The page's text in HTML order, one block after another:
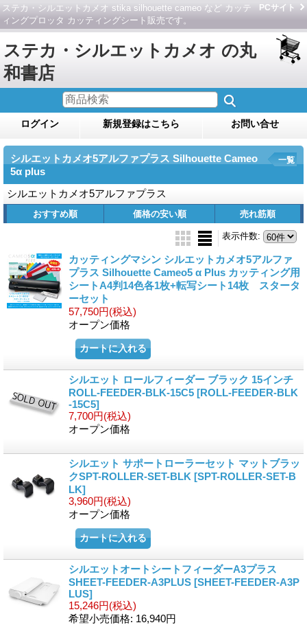
ステカ・シルエットカメオ stika silhouette cameo など カッテ
ィングプロッタ カッティングシート販売です。
PCサイト
ステカ・シルエットカメオ の丸
和書店
ログイン 新規登録はこちら お問い合せ
シルエットカメオ5アルファプラス Silhouette Cameo
5α plus
シルエットカメオ5アルファプラス
一覧
おすすめ順 価格の安い順 売れ筋順
表示件数:
カッティングマシン シルエットカメオ5アルファ
プラス Silhouette Cameo5 α Plus カッティング用
シートA4判14色各1枚+転写シート14枚 スタータ
ーセット
57,750円(税込)
オープン価格
シルエット ロールフィーダー ブラック 15インチ
ROLL-FEEDER-BLK-15C5 [ROLL-FEEDER-BLK
-15C5]
7,700円(税込)
オープン価格
シルエット サポートローラーセット マットブラッ
クSPT-ROLLER-SET-BLK [SPT-ROLLER-SET-B
LK]
3,960円(税込)
オープン価格
シルエットオートシートフィーダーA3プラス
SHEET-FEEDER-A3PLUS [SHEET-FEEDER-A3P
LUS]
15,246円(税込)
希望小売価格: 16,940円